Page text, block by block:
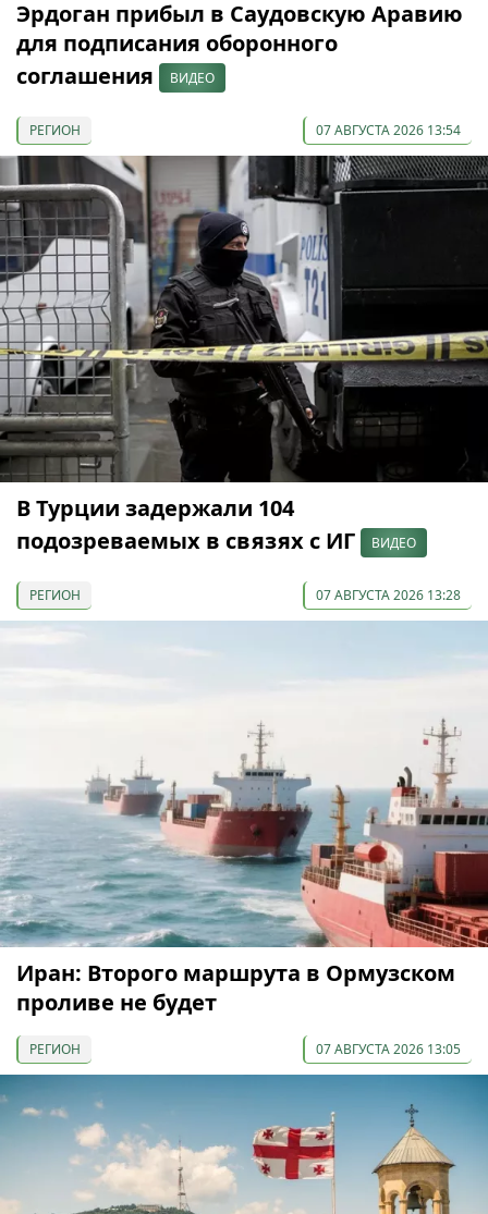
Эрдоган прибыл в Саудовскую Аравию
для подписания оборонного
соглашения
ВИДЕО
РЕГИОН 07 АВГУСТА 2026 13:54
В Турции задержали 104
подозреваемых в связях с ИГ
ВИДЕО
РЕГИОН 07 АВГУСТА 2026 13:28
Иран: Второго маршрута в Ормузском
проливе не будет
РЕГИОН 07 АВГУСТА 2026 13:05